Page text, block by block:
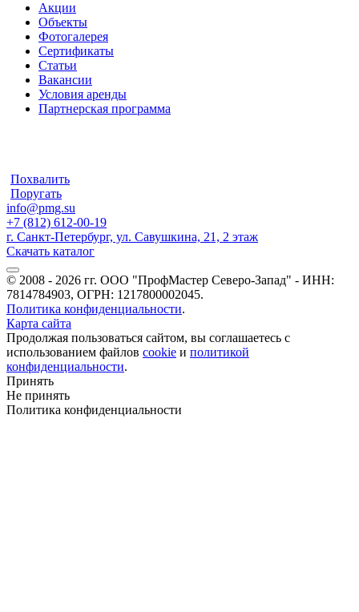
Акции
Объекты
Фотогалерея
Сертификаты
Статьи
Вакансии
Условия аренды
Партнерская программа
Похвалить
Поругать
info@pmg.su
+7 (812) 612-00-19
г. Санкт-Петербург, ул. Савушкина, 21, 2 этаж
Скачать каталог
© 2008 - 2026 гг. ООО "ПрофМастер Северо-Запад" - ИНН:
7814784903, ОГРН: 1217800002045.
Политика конфиденциальности.
Карта сайта
Продолжая пользоваться сайтом, вы соглашаетесь с
использованием файлов cookie и политикой
конфиденциальности.
Принять
Не принять
Политика конфиденциальности